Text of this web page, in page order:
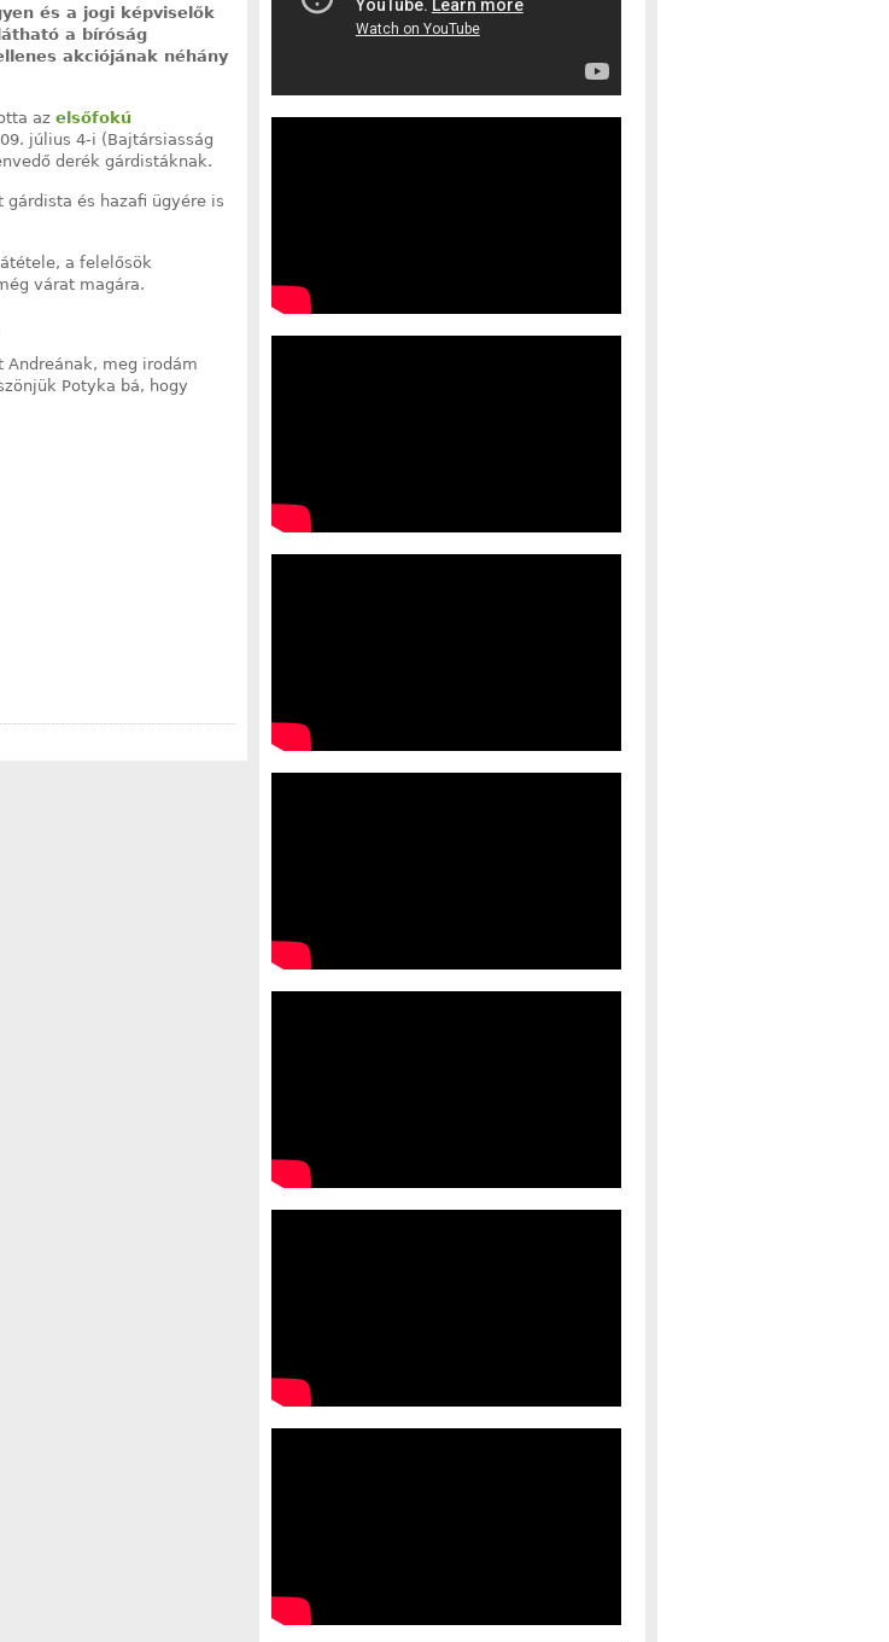
és a jogi képviselők
a bíróság
akciójának néhány
az elsőfokú
július 4-i (Bajtársiasság
derék gárdistáknak.
és hazafi ügyére is
a felelősök
várat magára.
meg irodám
Potyka bá, hogy